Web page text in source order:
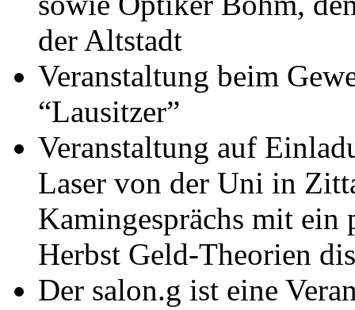
der Altstadt
Veranstaltung beim
“Lausitzer”
Veranstaltung auf
Laser von der Uni in
Kamingesprächs mit ein
Herbst Geld-Theorien
Der salon.g ist eine